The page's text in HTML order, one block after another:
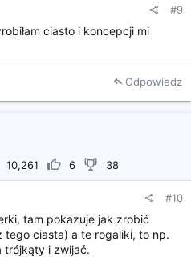
#9
ciasto i koncepcji mi
Odpowiedz
10,261 6 38
#10
tam pokazuje jak zrobić
ciasta) a te rogaliki, to np.
trójkąty i zwijać.